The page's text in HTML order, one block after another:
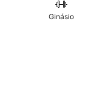
Ginásio